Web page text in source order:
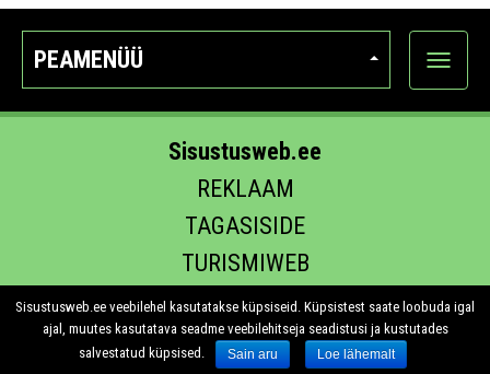
PEAMENÜÜ
Ava
Sisustusweb.ee
REKLAAM
TAGASISIDE
TURISMIWEB
EHITUS.EE
Sisustusweb.ee veebilehel kasutatakse küpsiseid. Küpsistest saate loobuda igal
ajal, muutes kasutatava seadme veebilehitseja seadistusi ja kustutades
salvestatud küpsised.
Sain aru Loe lähemalt